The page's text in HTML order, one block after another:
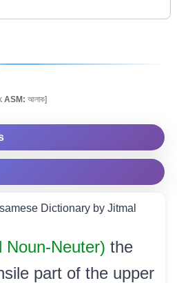
ASM: আলাক]
Dictionary by Jitmal
Noun-Neuter) the
part of the upper